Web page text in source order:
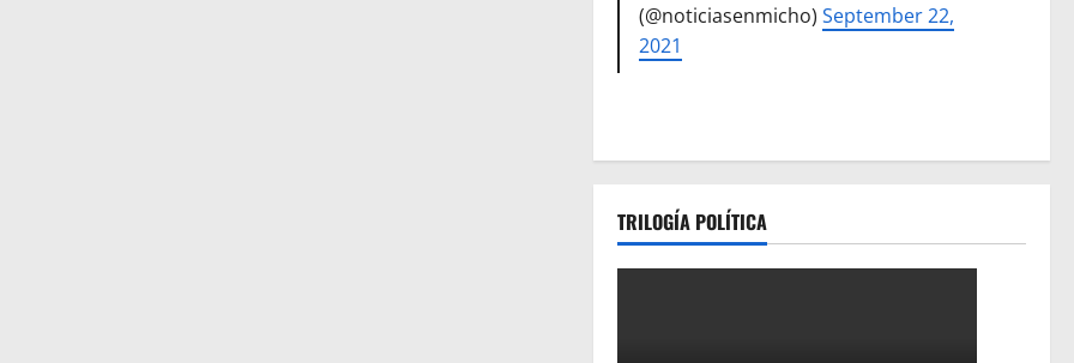
(@noticiasenmicho)September 22,
2021
TRILOGÍA POLÍTICA